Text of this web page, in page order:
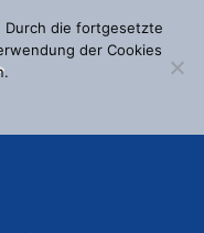
Durch die fortgesetzte
der Cookies